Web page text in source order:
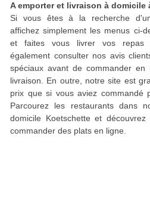
A emporter et livraison à domicile
Si vous êtes à la recherche
affichez simplement les menus ci-
et faites vous livrer vos repas
également consulter nos avis
spéciaux avant de commander
livraison. En outre, notre site est
prix que si vous aviez commandé
Parcourez les restaurants dans
domicile Koetschette et
commander des plats en ligne.